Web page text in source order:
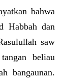
bahwa
Habbah dan
saw
beliau
bangaunan.